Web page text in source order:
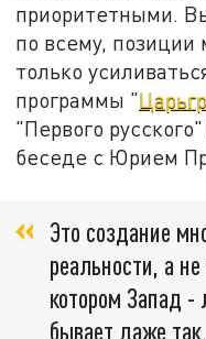
приоритетными.
по всему, позиции
только
программы "
"Первого
беседе с Юрием
Это создание
реальности, а
котором Запад
бывает даже